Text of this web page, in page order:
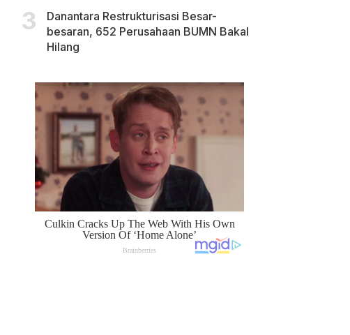
Danantara Restrukturisasi Besar-
besaran, 652 Perusahaan BUMN Bakal
Hilang